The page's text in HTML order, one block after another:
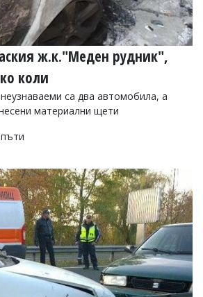
ж.к."Меден рудник",
коли
са два автомобила, а
материални щети